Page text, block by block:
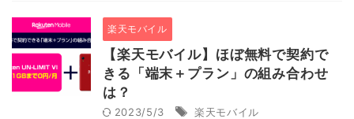
楽天モバイル
【楽天モバイル】ほぼ無料で契約で
きる「端末＋プラン」の組み合わせ
は？
2023/5/3 楽天モバイル